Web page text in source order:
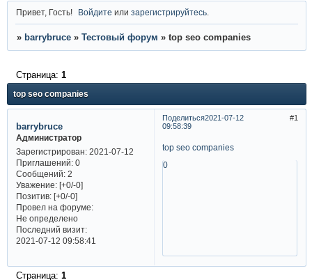
Привет, Гость! Войдите илизарегистрируйтесь
» barrybruce » Тестовый форум » top seo companies
top seo companies
Страница: 1
Поделиться 1
2021-07-12
09:58:39
barrybruce
Администратор
Зарегистрирован: 2021-07-12
Приглашений:0
Сообщений:2
Уважение: [+0/-0]
Позитив: [+0/-0]
Провел на форуме:
Не определено
Последний визит:
2021-07-12 09:58:41
top seo companies
0
Страница: 1